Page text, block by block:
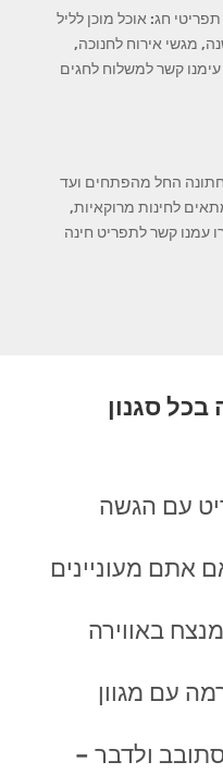
חג: אוכל מוכן לליל
מגשי אירוח לחנוכה,
קשר למשלוח לחגים
החל מהפתחים ועד
לחינות מרוקאיות,
עמנו קשר לתפריט חינה
בכל סגנון
עם הגשה
אתם מעוניינים
באווירה
עם מגוון
ולדבר –